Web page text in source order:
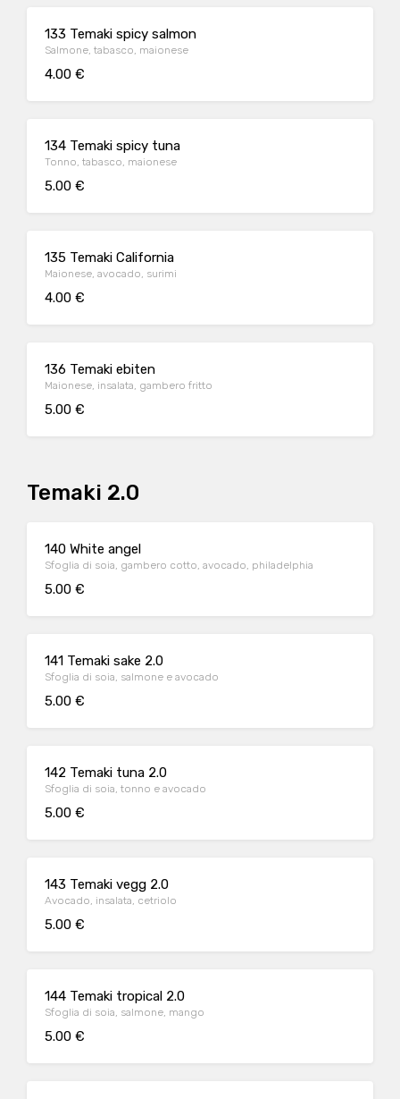
133 Temaki spicy salmon
Salmone, tabasco, maionese
4.00 €
134 Temaki spicy tuna
Tonno, tabasco, maionese
5.00 €
135 Temaki California
Maionese, avocado, surimi
4.00 €
136 Temaki ebiten
Maionese, insalata, gambero fritto
5.00 €
Temaki 2.0
140 White angel
Sfoglia di soia, gambero cotto, avocado, philadelphia
5.00 €
141 Temaki sake 2.0
Sfoglia di soia, salmone e avocado
5.00 €
142 Temaki tuna 2.0
Sfoglia di soia, tonno e avocado
5.00 €
143 Temaki vegg 2.0
Avocado, insalata, cetriolo
5.00 €
144 Temaki tropical 2.0
Sfoglia di soia, salmone, mango
5.00 €